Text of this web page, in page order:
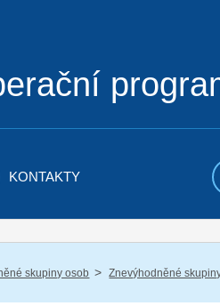
KONTAKTY
skupiny osob / Znevýhodněné